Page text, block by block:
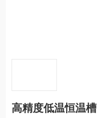
高精度低温恒温槽